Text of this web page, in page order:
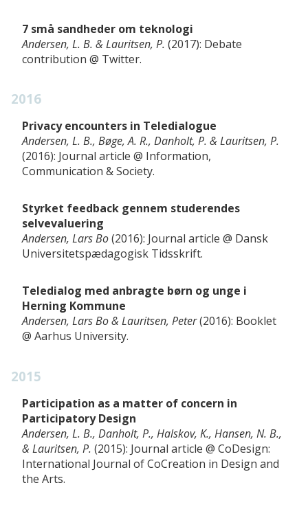
7 små sandheder om teknologi
Andersen, L. B. & Lauritsen, P. 2017 Debate
contribution
Twitter
2016
Privacy encounters in Teledialogue
Andersen, L. B., Bøge, A. R., Danholt, P. & Lauritsen, P.
2016
Journal article
Information,
Communication & Society
Styrket feedback gennem studerendes
selvevaluering
Andersen, Lars Bo 2016 Journal article
Dansk
Universitetspædagogisk Tidsskrift
Teledialog med anbragte børn og unge i
Herning Kommune
Andersen, Lars Bo & Lauritsen, Peter 2016
Booklet
Aarhus University
2015
Participation as a matter of concern in
Participatory Design
Andersen, L. B., Danholt, P., Halskov, K., Hansen, N. B.,
& Lauritsen, P. 2015 Journal article
CoDesign:
International Journal of CoCreation in Design and
the Arts